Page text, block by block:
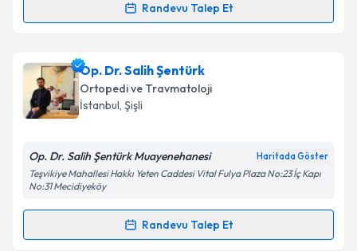
Randevu Talep Et
takvim hazırlandığında e-posta ile bilgilendireceğiz.
E-posta Adresiniz
Kişisel verilerimin işlenmesine ilişkinAydınlatma
Metni
kapsamda işlenmesini kabul ediyorum.
Op. Dr. Salih Şentürk
Ortopedi ve Travmatoloji
İstanbul, Şişli
Op. Dr. Salih Şentürk Muayenehanesi Haritada Göster
Teşvikiye Mahallesi Hakkı Yeten Caddesi Vital Fulya Plaza No:23 İç Kapı
No:31 Mecidiyeköy
Randevu Talep Et
Randevu Takvimi Talebi